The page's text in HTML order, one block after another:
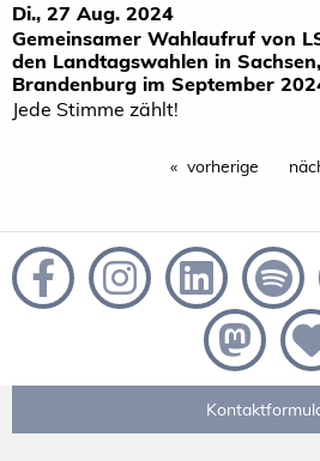
Di., 27 Aug. 2024
Gemeinsamer Wahlaufruf von
den Landtagswahlen in
Brandenburg im September
Jede Stimme zählt!
vorherige page